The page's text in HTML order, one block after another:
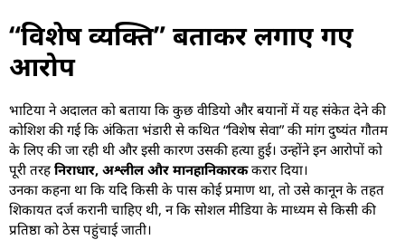
“विशेष व्यक्ति” बताकर लगाए गए
आरोप
भाटिया ने अदालत को बताया कि कुछ वीडियो और बयानों में यह संकेत देने की
कोशिश की गई कि अंकिता भंडारी से कथित “विशेष सेवा” की मांग दुष्यंत गौतम
के लिए की जा रही थी और इसी कारण उसकी हत्या हुई। उन्होंने इन आरोपों को
पूरी तरहनिराधार, अश्लील और मानहानिकारककरार दिया।
उनका कहना था कि यदि किसी के पास कोई प्रमाण था, तो उसे कानून के तहत
शिकायत दर्ज करानी चाहिए थी, न कि सोशल मीडिया के माध्यम से किसी की
प्रतिष्ठा को ठेस पहुंचाई जाती।